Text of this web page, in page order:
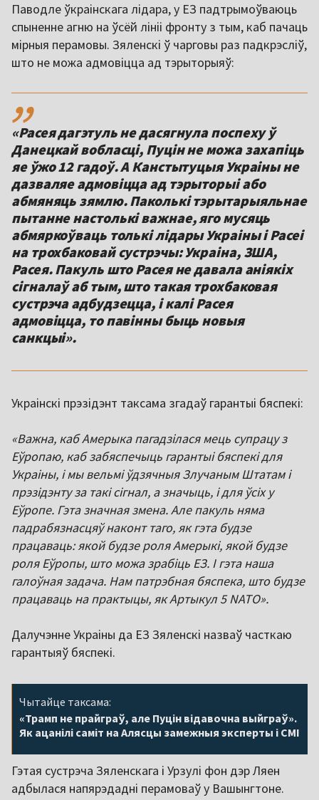
Паводле ўкраінскага лідара, у ЕЗ падтрымоўваюць
спыненне агню на ўсёй лініі фронту з тым, каб пачаць
мірныя перамовы. Зяленскі ў чарговы раз падкрэсліў,
што не можа адмовіцца ад тэрыторыяў:
,,
«Расея дагэтуль не дасягнула поспеху ў
Данецкай вобласці, Пуцін не можа захапіць
яе ўжо 12 гадоў. А Канстытуцыя Украіны не
дазваляе адмовіцца ад тэрыторыі або
абмяняць зямлю. Паколькі тэрытарыяльнае
пытанне настолькі важнае, яго мусяць
абмяркоўваць толькі лідары Украіны і Расеі
на трохбаковай сустрэчы: Украіна, ЗША,
Расея. Пакуль што Расея не давала аніякіх
сігналаў аб тым, што такая трохбаковая
сустрэча адбудзецца, і калі Расея
адмовіцца, то павінны быць новыя
санкцыі».
Украінскі прэзідэнт таксама згадаў гарантыі бяспекі:
«Важна, каб Амерыка пагадзілася мець супрацу з
Еўропаю, каб забяспечыць гарантыі бяспекі для
Украіны, і мы вельмі ўдзячныя Злучаным Штатам і
прэзідэнту за такі сігнал, а значыць, і для ўсіх у
Еўропе. Гэта значная змена. Але пакуль няма
падрабязнасцяў наконт таго, як гэта будзе
працаваць: якой будзе роля Амерыкі, якой будзе
роля Еўропы, што можа зрабіць ЕЗ. І гэта наша
галоўная задача. Нам патрэбная бяспека, што будзе
працаваць на практыцы, як Артыкул 5 NATO».
Далучэнне Украіны да ЕЗ Зяленскі назваў часткаю
гарантыяў бяспекі.
Чытайце таксама:
«Трамп не прайграў, але Пуцін відавочна выйграў».
Як ацанілі саміт на Алясцы замежныя эксперты і СМІ
Гэтая сустрэча Зяленскага і Урзулі фон дэр Ляен
адбылася напярэдадні перамоваў у Вашынгтоне.